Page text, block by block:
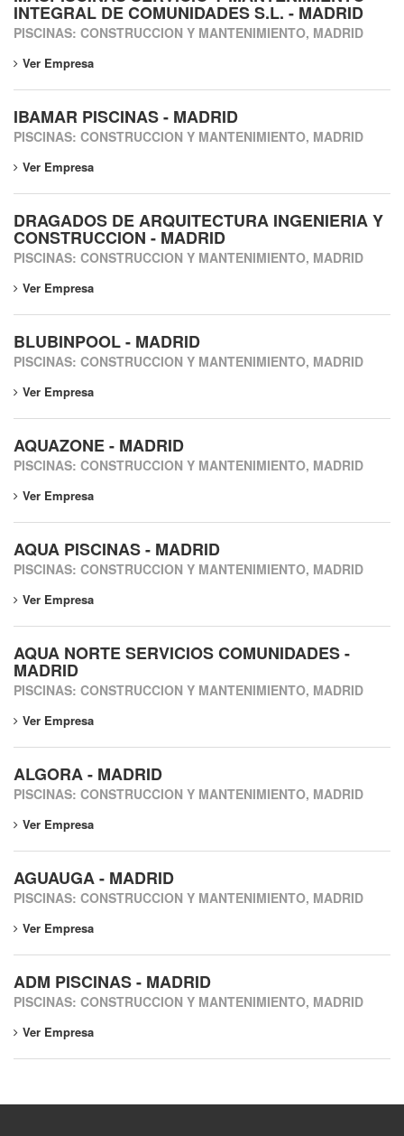
INTEGRAL DE COMUNIDADES S.L. - MADRID
PISCINAS: CONSTRUCCION Y MANTENIMIENTO, MADRID
Ver Empresa
IBAMAR PISCINAS - MADRID
PISCINAS: CONSTRUCCION Y MANTENIMIENTO, MADRID
Ver Empresa
DRAGADOS DE ARQUITECTURA INGENIERIA Y
CONSTRUCCION - MADRID
PISCINAS: CONSTRUCCION Y MANTENIMIENTO, MADRID
Ver Empresa
BLUBINPOOL - MADRID
PISCINAS: CONSTRUCCION Y MANTENIMIENTO, MADRID
Ver Empresa
AQUAZONE - MADRID
PISCINAS: CONSTRUCCION Y MANTENIMIENTO, MADRID
Ver Empresa
AQUA PISCINAS - MADRID
PISCINAS: CONSTRUCCION Y MANTENIMIENTO, MADRID
Ver Empresa
AQUA NORTE SERVICIOS COMUNIDADES -
MADRID
PISCINAS: CONSTRUCCION Y MANTENIMIENTO, MADRID
Ver Empresa
ALGORA - MADRID
PISCINAS: CONSTRUCCION Y MANTENIMIENTO, MADRID
Ver Empresa
AGUAUGA - MADRID
PISCINAS: CONSTRUCCION Y MANTENIMIENTO, MADRID
Ver Empresa
ADM PISCINAS - MADRID
PISCINAS: CONSTRUCCION Y MANTENIMIENTO, MADRID
Ver Empresa